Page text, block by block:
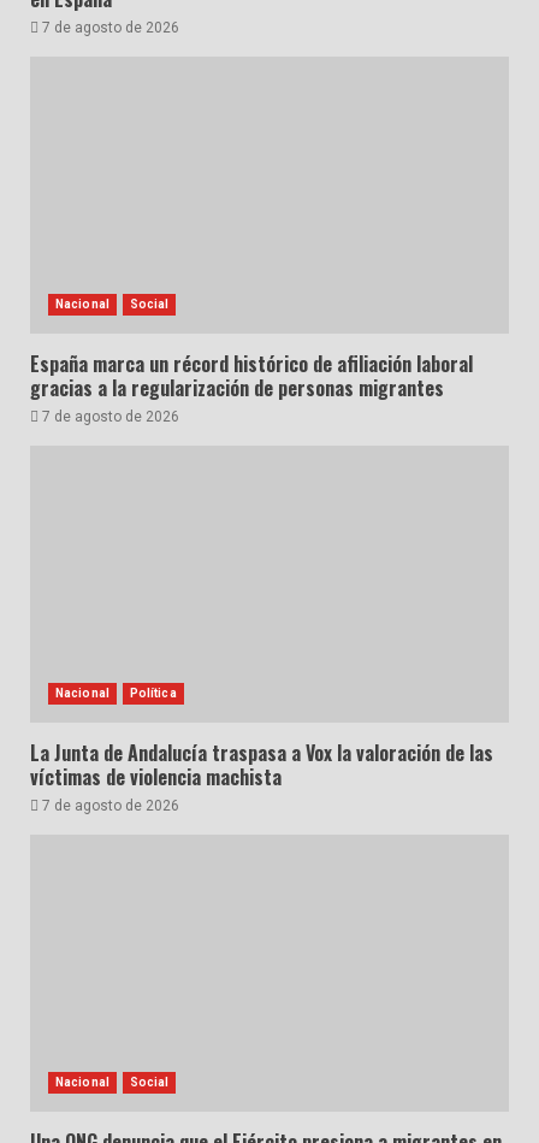
7 de agosto de 2026
Nacional Social
España marca un récord histórico de afiliación laboral
gracias a la regularización de personas migrantes
7 de agosto de 2026
Nacional Política
La Junta de Andalucía traspasa a Vox la valoración de las
víctimas de violencia machista
7 de agosto de 2026
Nacional Social